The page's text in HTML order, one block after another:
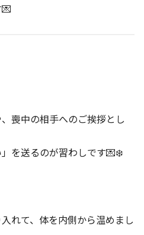
喪中の相手へのご挨拶とし
を送るのが習わしです💌❄️
れて、体を内側から温めまし